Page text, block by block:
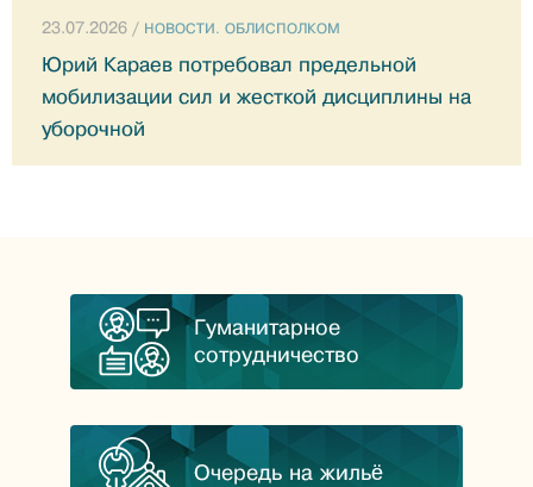
23.07.2026 / НОВОСТИ. ОБЛИСПОЛКОМ
Юрий Караев потребовал предельной
мобилизации сил и жесткой дисциплины на
уборочной
Гуманитарное
сотрудничество
Очередь на жильё